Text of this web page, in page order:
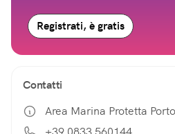
Registrati, è gratis
Contatti
Area Marina Protetta